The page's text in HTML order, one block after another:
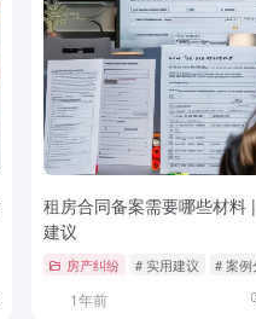
租房合同备案需要哪些材料
建议
房产纠纷 # 实用建议 # 案例
1年前